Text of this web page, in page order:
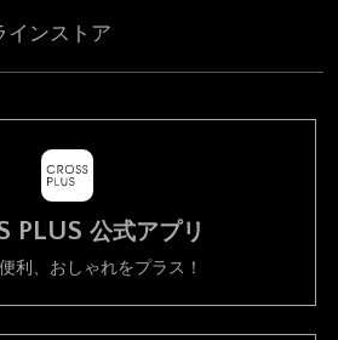
インストア
PLUS 公式アプリ
利、おしゃれをプラス！